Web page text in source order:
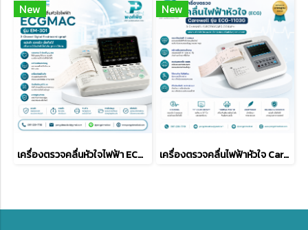
New
เครื่องตรวจคลื่นหัวใจไฟฟ้า ECGMAC รุ่น EM-301
New
เครื่องตรวจคลื่นไฟฟ้าหัวใจ Carewell รุ่น ECG-1103G